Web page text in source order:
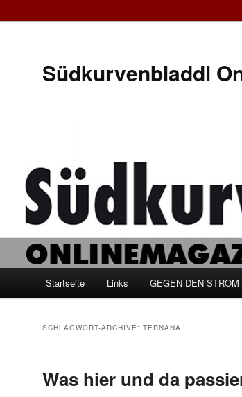
Südkurvenbladdl
Startseite Links GEGEN DEN
SCHLAGWORT-ARCHIVE: TERNANA
Was hier und da